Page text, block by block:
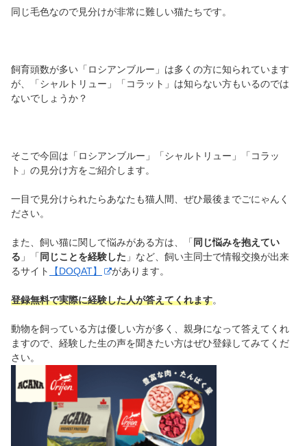
同じ毛色なので見分けが非常に難しい猫たちです。
飼育頭数が多い「ロシアンブルー」は多くの方に知られています
が、「シャルトリュー」「コラット」は知らない方もいるのでは
ないでしょうか？
そこで今回は「ロシアンブルー」「シャルトリュー」「コラッ
ト」の見分け方をご紹介します。
一目で見分けられたらあなたも猫人間、ぜひ最後までごにゃんく
ださい。
また、飼い猫に関して悩みがある方は、「同じ悩みを抱えてい
る 」「同じことを経験した 」など、飼い主同士で情報交換が出来
るサイト
【DOQAT】 があります。
登録無料で実際に経験した人が答えてくれます。
動物を飼っている方は優しい方が多く、親身になって答えてくれ
ますので、経験した生の声を聞きたい方はぜひ登録してみてくだ
さい。